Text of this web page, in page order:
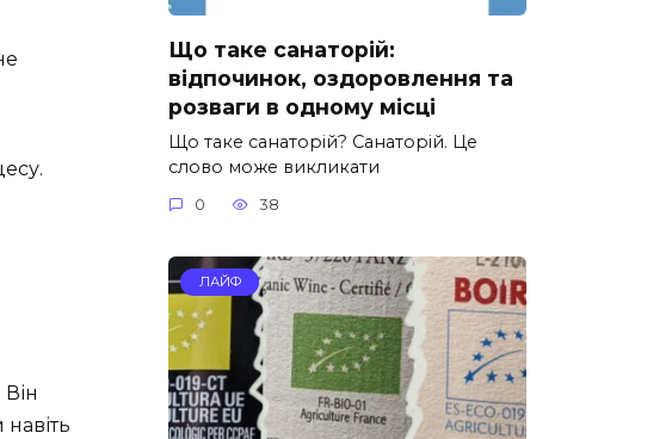
Що таке санаторій:
відпочинок, оздоровлення та
розваги в одному місці
Що таке санаторій? Санаторій. Це
слово може викликати
0 38
ЛАЙФ